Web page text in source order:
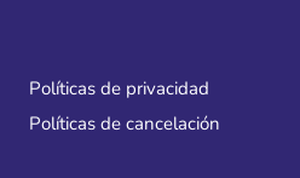
Políticas de privacidad
Políticas de cancelación